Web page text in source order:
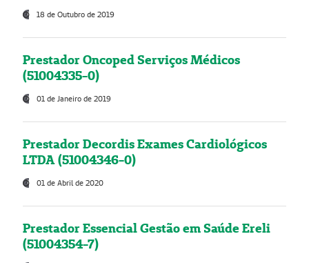
18 de Outubro de 2019
Prestador Oncoped Serviços Médicos
(51004335-0)
01 de Janeiro de 2019
Prestador Decordis Exames Cardiológicos
LTDA (51004346-0)
01 de Abril de 2020
Prestador Essencial Gestão em Saúde Ereli
(51004354-7)